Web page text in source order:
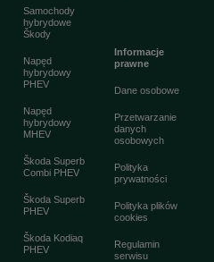
Samochody
hybrydowe
Škody
Napęd
hybrydowy
PHEV
Napęd
hybrydowy
MHEV
Škoda Superb
Combi PHEV
Škoda Superb
PHEV
Škoda Kodiaq
PHEV
Informacje
prawne
Dane osobowe
Przetwarzanie
danych
osobowych
Polityka
prywatności
Polityka plików
cookies
Regulamin
serwisu